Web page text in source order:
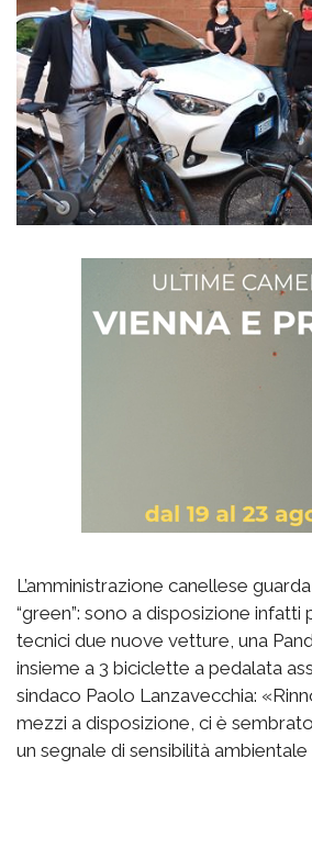
L’amministrazione canellese
“green”: sono a disposizione
tecnici due nuove vetture, una
insieme a 3 biciclette a pedalata
sindaco Paolo Lanzavecchia:
mezzi a disposizione, ci è
un segnale di sensibilità